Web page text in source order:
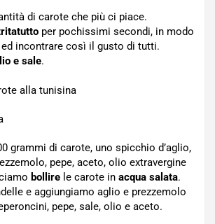
di carote che più ci piace.
per pochissimi secondi, in modo
incontrare così il gusto di tutti.
e sale.
alla tunisina
grammi di carote, uno spicchio d’aglio,
pepe, aceto, olio extravergine
bollire le carote in acqua salata.
e aggiungiamo aglio e prezzemolo
pepe, sale, olio e aceto.